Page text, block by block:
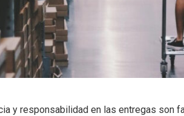
y responsabilidad en las entregas son